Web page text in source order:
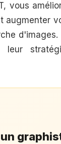
vous
augmenter
leur